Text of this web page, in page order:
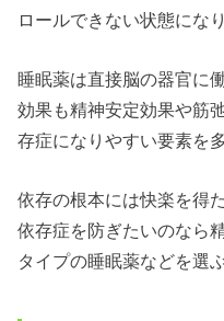
ロールできない状態にな
睡眠薬は直接脳の器官に
効果も精神安定効果や筋
存症になりやすい要素を
依存の根本には快楽を得
依存症を防ぎたいのなら
タイプの睡眠薬などを選